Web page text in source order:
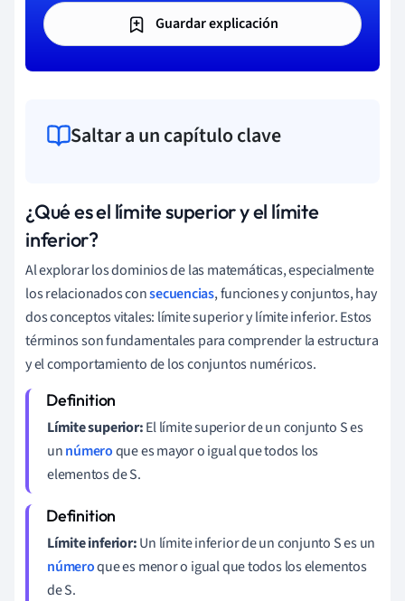
Guardar explicación
Saltar a un capítulo clave
¿Qué es el límite superior y el límite
inferior?
Al explorar los dominios de las matemáticas, especialmente
los relacionados consecuencias, funciones y conjuntos, hay
dos conceptos vitales: límite superior y límite inferior. Estos
términos son fundamentales para comprender la estructura
y el comportamiento de los conjuntos numéricos.
Límite superior:El límite superior de un conjunto S es
unnúmeroque es mayor o igual que todos los
elementos de S.
Límite inferior:Un límite inferior de un conjunto S es un
númeroque es menor o igual que todos los elementos
de S.